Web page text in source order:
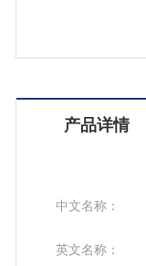
产品详情
中文名称：
英文名称：